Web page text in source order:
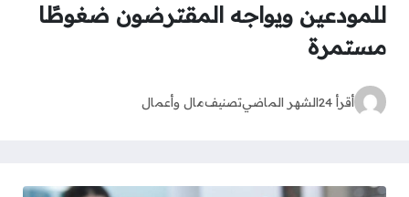
للمودعين ويواجه المقترضون ضغوطًا
مستمرة
أقرأ 24 الشهر الماضيتصنيفمال وأعمال